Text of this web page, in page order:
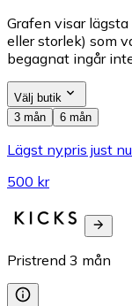
Grafen visar
eller storlek) som
begagnat ingår
Välj butik
3 mån
6 mån
Lägst nypris just nu
500 kr
Pristrend 3 mån